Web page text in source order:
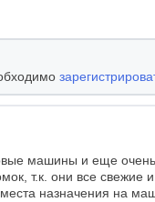
машины и еще очень
т.к. они все свежие
назначения на